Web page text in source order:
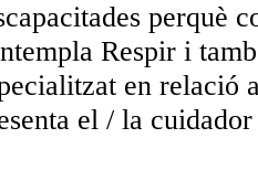
perquè
Respir i
en relació
el / la